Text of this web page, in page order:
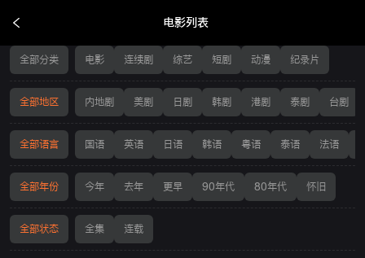
电影列表
电影列表
全部分类 电影 连续剧 综艺 短剧 动漫 纪录片
全部地区 内地剧 美剧 日剧 韩剧 港剧 泰剧 台剧
全部语言 国语 英语 日语 韩语 粤语 泰语 法语
全部年份 今年 去年 更早 90年代 80年代 怀旧
全部状态 全集 连载